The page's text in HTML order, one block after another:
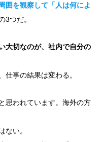
囲を観察して「人は何によ
3つだ。
大切なのが、社内で自分の
事の結果は変わる。
思われています。海外の方
ない。